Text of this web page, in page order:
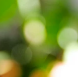
hãng mặt nạ ngủ
laneige xanh lá
415,000
Authentic Whitening
Cream Loại bỏ các
điểm cứng đầu khác
nhau Sản phẩm tàn